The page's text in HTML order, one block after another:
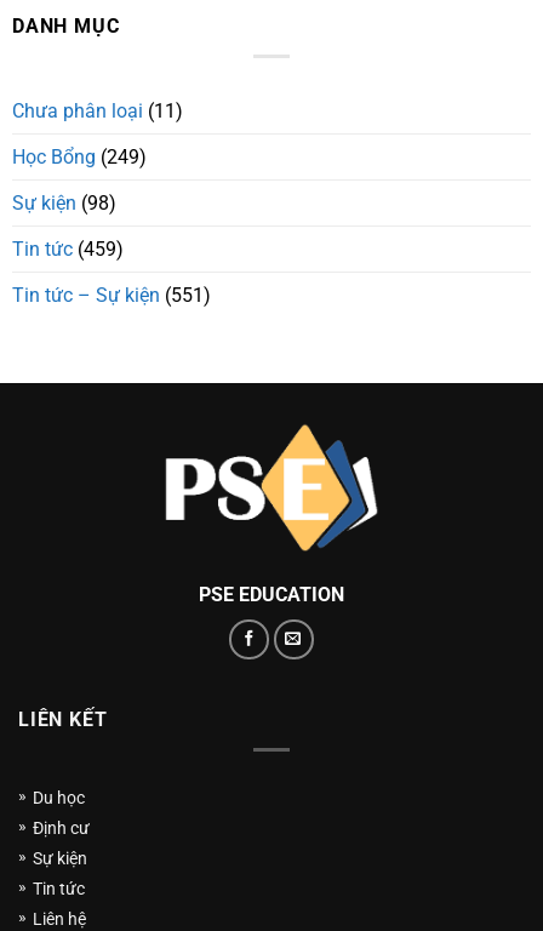
DANH MỤC
Chưa phân loại (11)
Học Bổng (249)
Sự kiện (98)
Tin tức (459)
Tin tức – Sự kiện (551)
PSE EDUCATION
LIÊN KẾT
Du học
Định cư
Sự kiện
Tin tức
Liên hệ